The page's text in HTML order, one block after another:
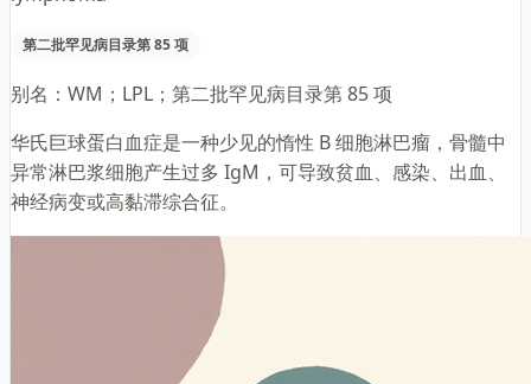
第二批罕见病目录第 85 项
别名： WM；LPL；第二批罕见病目录第 85 项
华氏巨球蛋白血症是一种少见的惰性 B 细胞淋巴瘤，骨髓中
异常淋巴浆细胞产生过多 IgM，可导致贫血、感染、出血、
神经病变或高黏滞综合征。